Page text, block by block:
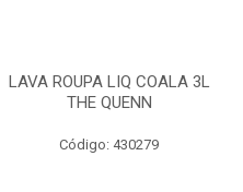
LAVA ROUPA LIQ COALA 3L
THE QUENN
Código: 430279